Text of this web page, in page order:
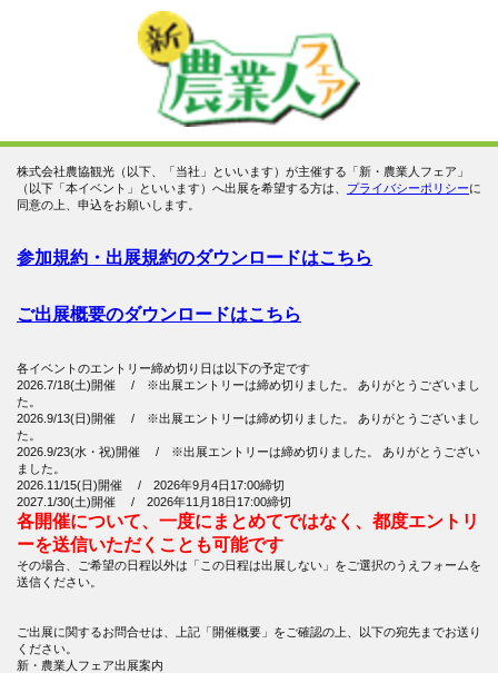
株式会社農協観光（以下、「当社」といいます）が主催する「新・農業人フェア」
（以下「本イベント」といいます）へ出展を希望する方は、 プライバシーポリシーに
同意の上、申込をお願いします。
参加規約・出展規約のダウンロードはこちら
ご出展概要のダウンロードはこちら
各イベントのエントリー締め切り日は以下の予定です
2026.7/18(土)開催 / ※出展エントリーは締め切りました。 ありがとうございまし
た。
2026.9/13(日)開催 / ※出展エントリーは締め切りました。 ありがとうございまし
た。
2026.9/23(水・祝)開催 / ※出展エントリーは締め切りました。 ありがとうござい
ました。
2026.11/15(日)開催 / 2026年9月4日17:00締切
2027.1/30(土)開催 / 2026年11月18日17:00締切
各開催について、一度にまとめてではなく、都度エントリ
ーを送信いただくことも可能です
その場合、ご希望の日程以外は「この日程は出展しない」をご選択のうえフォームを
送信ください。
ご出展に関するお問合せは、上記「開催概要」をご確認の上、以下の宛先までお送り
ください。
新・農業人フェア出展案内